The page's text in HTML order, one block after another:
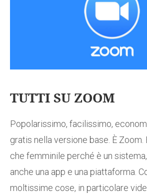
TUTTI SU ZOOM
Popolarissimo, facilissimo,
gratis nella versione base. È Zoom.
che femminile perché è un
anche una app e una piattaforma.
moltissime cose, in particolare